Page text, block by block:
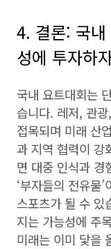
4. 결론: 국
성에 투자하
국내 요트대회는
습니다. 레저, 관
접목되며 미래 산
과 지역 협력이 강
면 대중 인식과 경
‘부자들의 전유물
스포츠가 될 수 있
지는 가능성에 주
미래는 이미 닻을